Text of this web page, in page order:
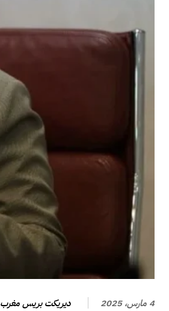
4 مارس، 2025 ديريكت بريس مغرب